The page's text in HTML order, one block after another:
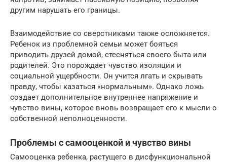
другим нарушать его границы.
Взаимодействие со сверстниками также осложняется.
Ребенок из проблемной семьи может бояться
приводить друзей домой, стесняться своего быта или
родителей. Это порождает чувство изоляции и
социальной ущербности. Он учится лгать и скрывать
правду, чтобы казаться «нормальным». Однако ложь
создает дополнительное внутреннее напряжение и
чувство вины, которое вновь возвращает его к мысли о
собственной неполноценности.
Проблемы с самооценкой и чувство вины
Самооценка ребенка, растущего в дисфункциональной